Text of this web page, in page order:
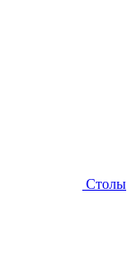
Столы